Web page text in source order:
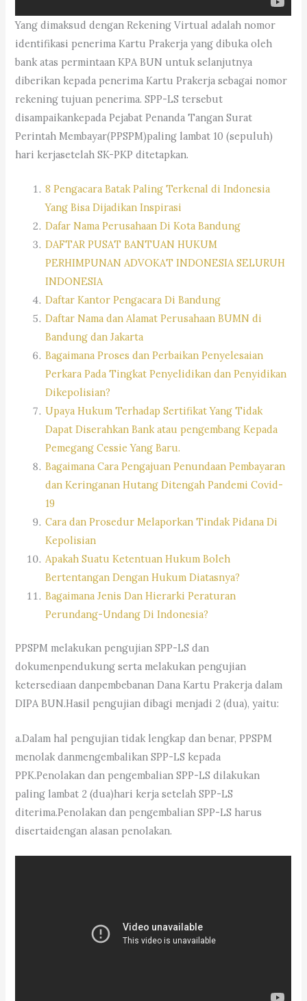
Yang dimaksud dengan Rekening Virtual adalah nomor
identifikasi penerima Kartu Prakerja yang dibuka oleh
bank atas permintaan KPA BUN untuk selanjutnya
diberikan kepada penerima Kartu Prakerja sebagai nomor
rekening tujuan penerima. SPP-LS tersebut
disampaikankepada Pejabat Penanda Tangan Surat
Perintah Membayar(PPSPM)paling lambat 10 (sepuluh)
hari kerjasetelah SK-PKP ditetapkan.
8 Pengacara Batak Paling Terkenal di Indonesia
Yang Bisa Dijadikan Inspirasi
Dafar Nama Perusahaan Di Kota Bandung
DAFTAR PUSAT BANTUAN HUKUM
PERHIMPUNAN ADVOKAT INDONESIA SELURUH
INDONESIA
Daftar Kantor Pengacara Di Bandung
Daftar Nama dan Alamat Perusahaan BUMN di
Bandung dan Jakarta
Bagaimana Proses dan Perbaikan Penyelesaian
Perkara Pada Tingkat Penyelidikan dan Penyidikan
Dikepolisian?
Upaya Hukum Terhadap Sertifikat Yang Tidak
Dapat Diserahkan Bank atau pengembang Kepada
Pemegang Cessie Yang Baru.
Bagaimana Cara Pengajuan Penundaan Pembayaran
dan Keringanan Hutang Ditengah Pandemi Covid-
19
Cara dan Prosedur Melaporkan Tindak Pidana Di
Kepolisian
Apakah Suatu Ketentuan Hukum Boleh
Bertentangan Dengan Hukum Diatasnya?
Bagaimana Jenis Dan Hierarki Peraturan
Perundang-Undang Di Indonesia?
PPSPM melakukan pengujian SPP-LS dan
dokumenpendukung serta melakukan pengujian
ketersediaan danpembebanan Dana Kartu Prakerja dalam
DIPA BUN.Hasil pengujian dibagi menjadi 2 (dua), yaitu:
a.Dalam hal pengujian tidak lengkap dan benar, PPSPM
menolak danmengembalikan SPP-LS kepada
PPK.Penolakan dan pengembalian SPP-LS dilakukan
paling lambat 2 (dua)hari kerja setelah SPP-LS
diterima.Penolakan dan pengembalian SPP-LS harus
disertaidengan alasan penolakan.